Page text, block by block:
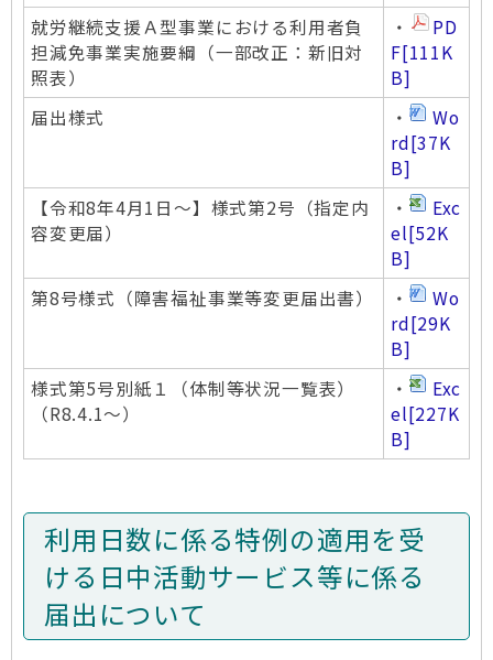
就労継続支援Ａ型事業における利用者負
担減免事業実施要綱（一部改正：新旧対
照表）
・
PD
F[111K
B]
届出様式
・
Wo
rd[37K
B]
【令和8年4月1日～】様式第2号（指定内
容変更届）
・
Exc
el[52K
B]
第8号様式（障害福祉事業等変更届出書）
・
Wo
rd[29K
B]
様式第5号別紙１（体制等状況一覧表）
（R8.4.1～）
・
Exc
el[227K
B]
利用日数に係る特例の適用を受
ける日中活動サービス等に係る
届出について